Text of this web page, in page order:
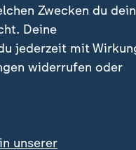
Zwecken du
Deine
jederzeit mit
widerrufen oder
unserer